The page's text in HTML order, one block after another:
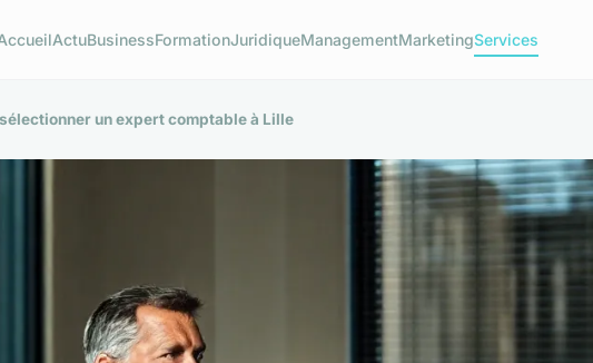
ActuBusinessFormationJuridiqueManagementMarketingServices
un expert comptable à Lille